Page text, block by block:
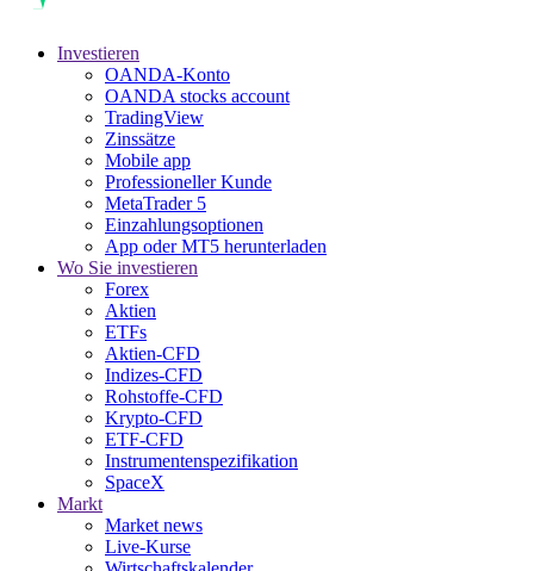
Investieren
OANDA-Konto
OANDA stocks account
TradingView
Zinssätze
Mobile app
Professioneller Kunde
MetaTrader 5
Einzahlungsoptionen
App oder MT5 herunterladen
Wo Sie investieren
Forex
Aktien
ETFs
Aktien-CFD
Indizes-CFD
Rohstoffe-CFD
Krypto-CFD
ETF-CFD
Instrumentenspezifikation
SpaceX
Markt
Market news
Live-Kurse